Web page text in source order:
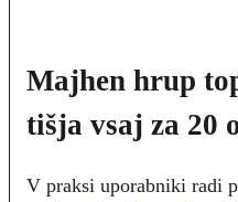
Majhen hrup
tišja vsaj za 20
V praksi uporabniki radi